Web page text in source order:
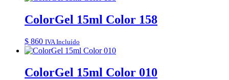
ColorGel 15ml Color 158
$ 860 IVA Incluído
ColorGel 15ml Color 010